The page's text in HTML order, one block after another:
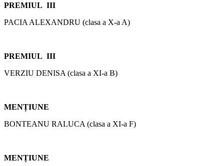
PREMIUL III
PACIA ALEXANDRU (clasa a X-a A)
PREMIUL III
VERZIU DENISA (clasa a XI-a B)
MENȚIUNE
BONTEANU RALUCA (clasa a XI-a F)
MENȚIUNE